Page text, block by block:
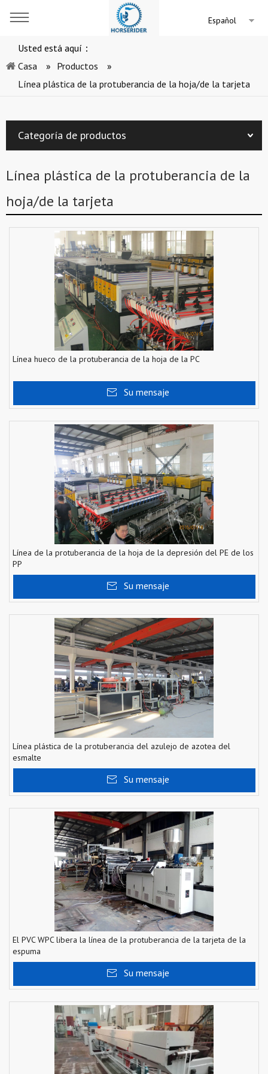
Español
Usted está aquí：
Casa
» Productos
»
Línea plástica de la protuberancia de la hoja/de la tarjeta
Categoría de productos
Línea plástica de la protuberancia de la
hoja/de la tarjeta
Línea hueco de la protuberancia de la hoja de la PC
Su mensaje
Línea de la protuberancia de la hoja de la depresión del PE de los
PP
Su mensaje
Línea plástica de la protuberancia del azulejo de azotea del
esmalte
Su mensaje
El PVC WPC libera la línea de la protuberancia de la tarjeta de la
espuma
Su mensaje